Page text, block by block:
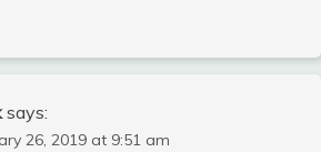
says:
26, 2019 at 9:51 am